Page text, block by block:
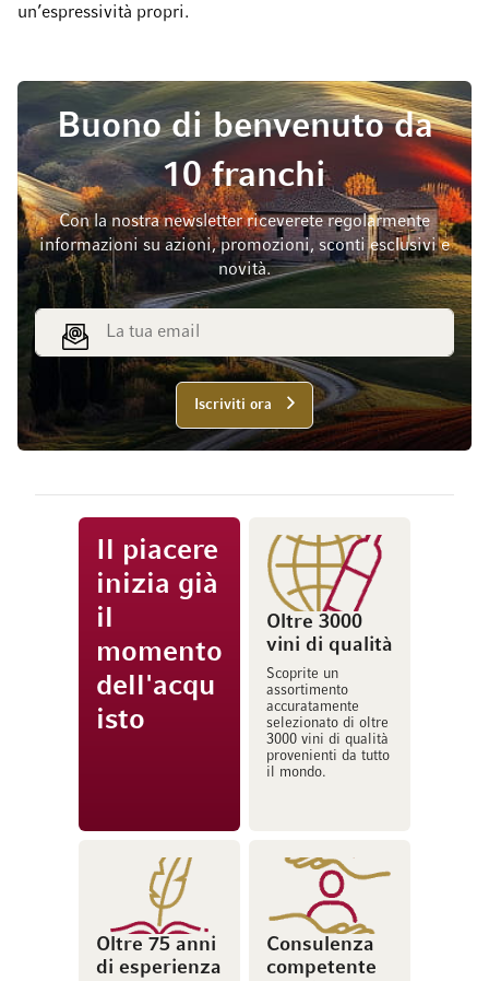
un’espressività propri.
Buono di benvenuto da
10 franchi
Con la nostra newsletter riceverete regolarmente
informazioni su azioni, promozioni, sconti esclusivi e
novità.
Indirizzo email
Iscriviti ora
Il piacere
inizia già
il
momento
dell'acqu
isto
Oltre 3000
vini di qualità
Scoprite un
assortimento
accuratamente
selezionato di oltre
3000 vini di qualità
provenienti da tutto
il mondo.
Oltre 75 anni
di esperienza
Consulenza
competente